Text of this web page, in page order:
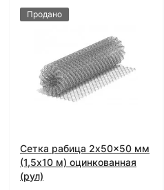
Продано
Сетка рабица 2x50x50 мм
(1,5x10 м) оцинкованная
(рул)